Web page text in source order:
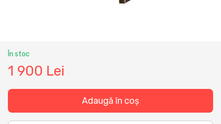
În stoc
1 900 Lei
Adaugă în coș